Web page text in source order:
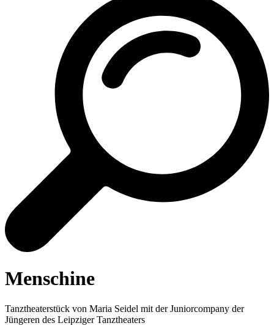
Menschine
Tanztheaterstück von Maria Seidel mit der Juniorcompany der
Jüngeren des Leipziger Tanztheaters